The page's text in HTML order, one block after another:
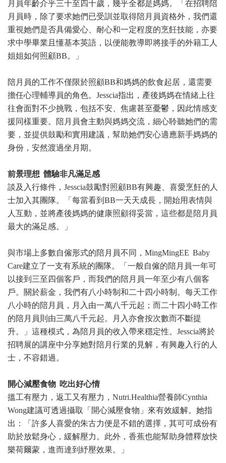
月員年齡介乎三十至四十歲，幾乎全都是媽媽。「在招聘陪
月員時，除了要求她們已受訓並取得陪月員資格外，我們還
重視她們是否具備愛心、耐心和一定程度的烹飪技能，亦要
求中學畢業且懂基本英語，以便能教導即將接手的外籍工人
姐姐如何照顧BB。」
陪月員的工作不僅限於照顧BB和媽媽的飲食起居，還需要
擔任心理輔導員的角色。Jesscia指出，產後媽媽在情緒上往
往會面對不少挑戰，包括不安、焦慮甚至憂鬱，因此情感支
援同樣重要。陪月員會主動與媽媽交流，細心聆聽她們的需
要，並提供鼓勵和實用建議，幫助她們安心適應新手媽媽的
身份，安然渡過坐月期。
前景理想 體驗非凡滿足感
談及入行條件，Jesscia鼓勵對照顧BB有興趣、喜愛烹飪的人
士加入其團隊。「每當看到BB一天天成長，開始用表情與
人互動，並將產後媽媽的健康照顧得妥當，這些都是陪月員
最大的滿足感。」
與市場上多數自僱形式的陪月員不同，MingMingEE Baby
Care建立了一支有系統的團隊。「一般自僱的陪月員一年可
以接到三至四個客戶，而我們的陪月員一年至少有八個客
戶。關於薪金，我們有八小時制和二十四小時制。每天工作
八小時的陪月員，月入由一萬八千元起；而二十四小時工作
的陪月員則由三萬八千元起。月入亦會按次數而不斷提
升。」這種模式，為陪月員的收入帶來穩定性。Jesscia將於
招聘展的講座中分享她對陪月行業的見解，有興趣入行的人
士，不容錯過。
開心減壓食物 吃出好心情
搵工有壓力，返工又有壓力，Nutri.Healthia營養師Cynthia
Wong建議可透過攝取「開心減壓食物」來有效緩解。她指
出：「許多人喜愛的朱古力便是不錯的選擇，其可可成份有
助於放鬆身心，緩解壓力。此外，香蕉也能幫助身體釋放快
樂荷爾蒙，進而達到紓壓效果。」